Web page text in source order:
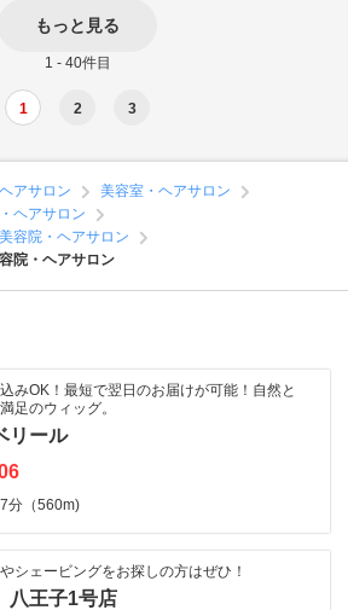
もっと見る
1 - 40件目
1 2 3
アサロン
美容室・ヘアサロン
ヘアサロン
容院・ヘアサロン
院・ヘアサロン
みOK！最短で翌日のお届けが可能！自然と
足のウィッグ。
リール
分（560m)
シェービングをお探しの方はぜひ！
王子1号店